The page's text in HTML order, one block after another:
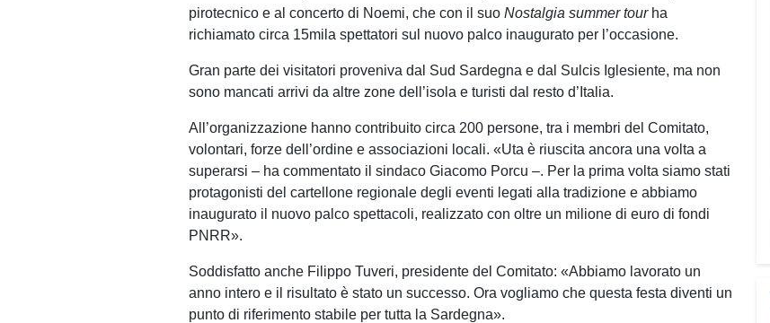
pirotecnico e al concerto di Noemi, che con il suo Nostalgia summer tourha
richiamato circa 15mila spettatori sul nuovo palco inaugurato per l’occasione.
Gran parte dei visitatori proveniva dal Sud Sardegna e dal Sulcis Iglesiente, ma non
sono mancati arrivi da altre zone dell’isola e turisti dal resto d’Italia.
All’organizzazione hanno contribuito circa 200 persone, tra i membri del Comitato,
volontari, forze dell’ordine e associazioni locali. «Uta è riuscita ancora una volta a
superarsi – ha commentato il sindaco Giacomo Porcu –. Per la prima volta siamo stati
protagonisti del cartellone regionale degli eventi legati alla tradizione e abbiamo
inaugurato il nuovo palco spettacoli, realizzato con oltre un milione di euro di fondi
PNRR».
Soddisfatto anche Filippo Tuveri, presidente del Comitato: «Abbiamo lavorato un
anno intero e il risultato è stato un successo. Ora vogliamo che questa festa diventi un
punto di riferimento stabile per tutta la Sardegna».